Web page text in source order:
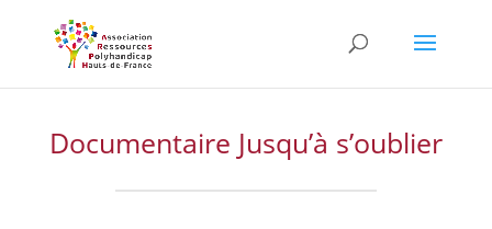
content
Documentaire Jusqu’à s’oublier